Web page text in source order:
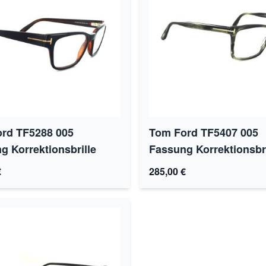
TF5288 005
Korrektionsbrille
Tom Ford TF5407 005
Fassung
285,00 €